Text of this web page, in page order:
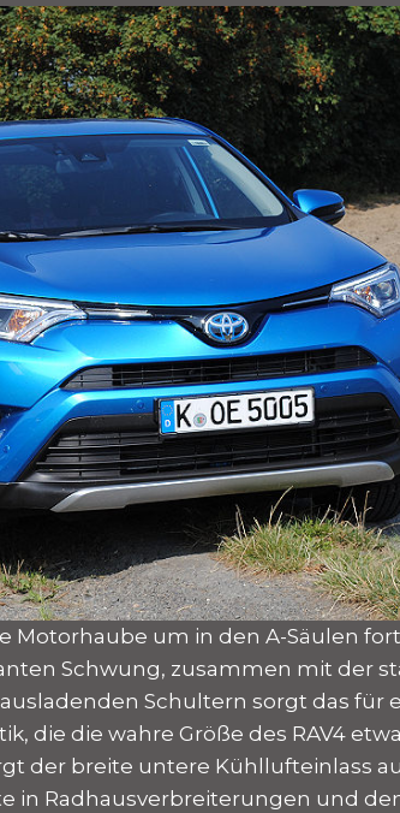
Motorhaube um in den A-Säulen
Schwung, zusammen mit der
Schultern sorgt das für
die die wahre Größe des RAV4
der breite untere Kühllufteinlass
in Radhausverbreiterungen und